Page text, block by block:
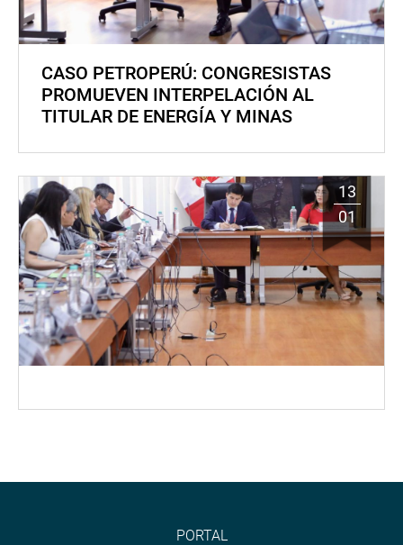
CASO PETROPERÚ: CONGRESISTAS
PROMUEVEN INTERPELACIÓN AL
TITULAR DE ENERGÍA Y MINAS
13
01
PORTAL